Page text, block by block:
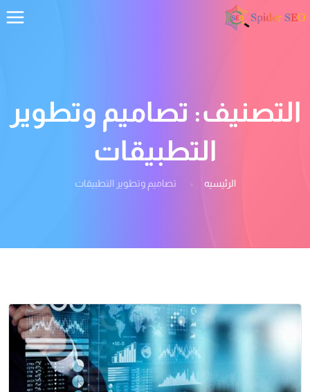
التصنيف: تصاميم وتطوير
التطبيقات
الرئيسيه تصاميم وتطوير التطبيقات